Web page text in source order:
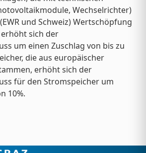
Wechselrichter)
und Schweiz) Wertschöpfung
sich der
um einen Zuschlag von bis zu
die aus europäischer
erhöht sich der
für den Stromspeicher um
10%.